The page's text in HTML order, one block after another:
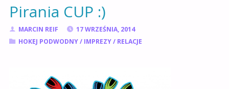
Pirania CUP :)
MARCIN REIF
17 WRZEŚNIA, 2014
HOKEJ PODWODNY/ IMPREZY/ RELACJE